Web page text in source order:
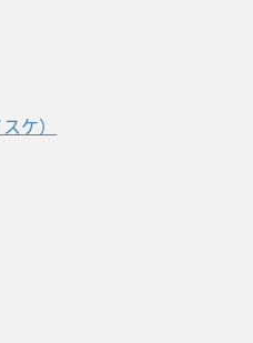
ケ）